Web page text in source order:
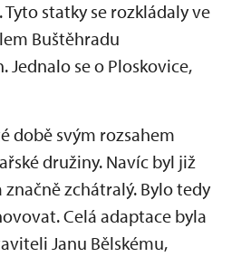
statky se rozkládaly ve
Buštěhradu
Jednalo se o Ploskovice,
době svým rozsahem
družiny. Navíc byl již
zchátralý. Bylo tedy
Celá adaptace byla
Janu Bělskému,